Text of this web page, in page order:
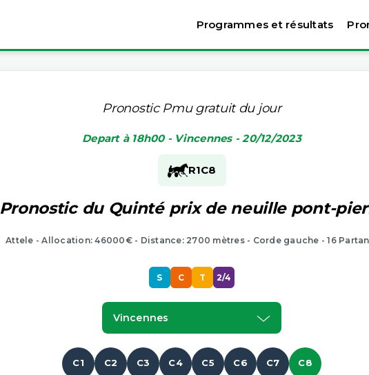
Programmes et résultats
Pronostic Pmu gratuit du jour
Depart à 18h00 - Vincennes - 20/12/2023
R1C8
Pronostic du Quinté prix de neuille pont-
Attele - Allocation: 46000€ - Distance: 2700 mètres - Corde gauche - 16
S C T 2/4
Vincennes
C1 C2 C3 C4 C5 C6 C7 C8